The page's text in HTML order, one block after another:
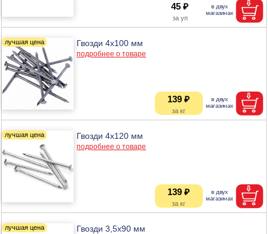
45 ₽
Гвозди 4х100 мм
подробнее о товаре
139 ₽
Гвозди 4х120 мм
подробнее о товаре
139 ₽
Гвозди 3,5х90 мм